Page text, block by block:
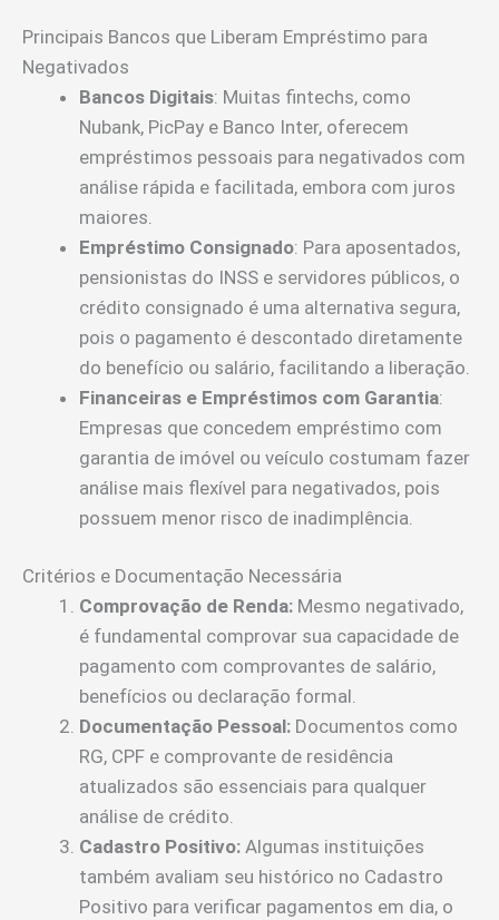
Principais Bancos que Liberam Empréstimo para
Negativados
Bancos Digitais: Muitas fintechs, como
Nubank, PicPay e Banco Inter, oferecem
empréstimos pessoais para negativados com
análise rápida e facilitada, embora com juros
maiores.
Empréstimo Consignado: Para aposentados,
pensionistas do INSS e servidores públicos, o
crédito consignado é uma alternativa segura,
pois o pagamento é descontado diretamente
do benefício ou salário, facilitando a liberação.
Financeiras e Empréstimos com Garantia:
Empresas que concedem empréstimo com
garantia de imóvel ou veículo costumam fazer
análise mais flexível para negativados, pois
possuem menor risco de inadimplência.
Critérios e Documentação Necessária
Comprovação de Renda: Mesmo negativado,
é fundamental comprovar sua capacidade de
pagamento com comprovantes de salário,
benefícios ou declaração formal.
Documentação Pessoal: Documentos como
RG, CPF e comprovante de residência
atualizados são essenciais para qualquer
análise de crédito.
Cadastro Positivo: Algumas instituições
também avaliam seu histórico no Cadastro
Positivo para verificar pagamentos em dia, o